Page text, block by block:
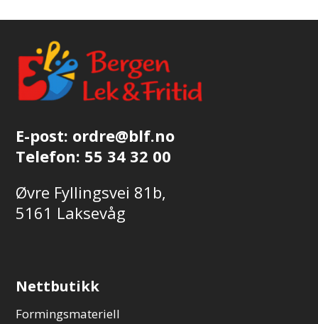
E-post: ordre@blf.no
Telefon: 55 34 32 00
Øvre Fyllingsvei 81b,
5161 Laksevåg
Nettbutikk
Formingsmateriell